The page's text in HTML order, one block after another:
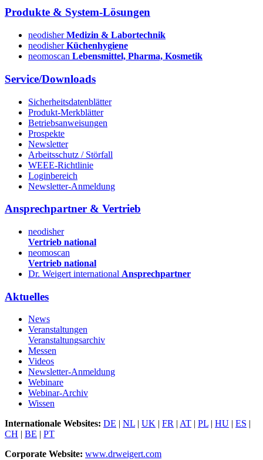
Produkte & System-Lösungen
neodisherMedizin & Labortechnik
neodisherKüchenhygiene
neomoscan Lebensmittel, Pharma, Kosmetik
Service/Downloads
Sicherheitsdatenblätter
Produkt-Merkblätter
Betriebsanweisungen
Prospekte
Newsletter
Arbeitsschutz / Störfall
WEEE-Richtlinie
Loginbereich
Newsletter-Anmeldung
Ansprechpartner & Vertrieb
neodisher
Vertrieb national
neomoscan
Vertrieb national
Dr. Weigert international Ansprechpartner
Aktuelles
News
Veranstaltungen
Veranstaltungsarchiv
Messen
Videos
Newsletter-Anmeldung
Webinare
Webinar-Archiv
Wissen
Internationale Websites: DE | NL | UK | FR | AT | PL | HU | ES |
CH | BE | PT
Corporate Website: www.drweigert.com